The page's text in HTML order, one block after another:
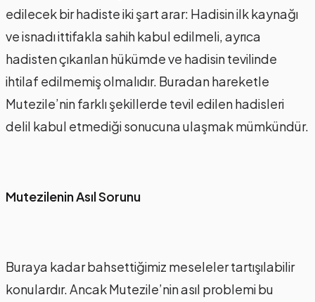
edilecek bir hadiste iki şart arar: Hadisin ilk kaynağı
ve isnadı ittifakla sahih kabul edilmeli, ayrıca
hadisten çıkarılan hükümde ve hadisin tevilinde
ihtilaf edilmemiş olmalıdır. Buradan hareketle
Mutezile’nin farklı şekillerde tevil edilen hadisleri
delil kabul etmediği sonucuna ulaşmak mümkündür.
Mutezilenin Asıl Sorunu
Buraya kadar bahsettiğimiz meseleler tartışılabilir
konulardır. Ancak Mutezile’nin asıl problemi bu